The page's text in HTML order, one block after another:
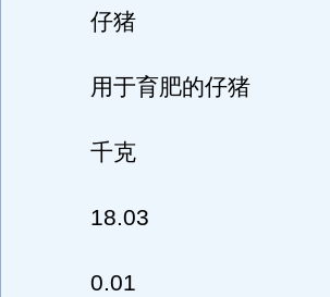
仔猪
用于育肥的仔猪
千克
18.03
0.01